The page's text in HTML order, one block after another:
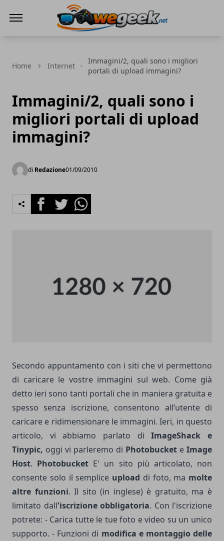
Home Internet
Immagini/2, quali sono i migliori
portali di upload immagini?
Immagini/2, quali sono i
migliori portali di upload
immagini?
di Redazione01/09/2010
FacebookTwitterWhatsapp
Secondo appuntamento con i siti che vi permettono
di caricare le vostre immagini sul web. Come già
detto ieri sono tanti portali che in maniera gratuita e
spesso senza iscrizione, consentono all’utente di
caricare e ridimensionare le immagini. Ieri, in questo
articolo, vi abbiamo parlato di ImageShack e
Tinypic, oggi vi parleremo di Photobucket e Image
Host. Photobucket E' un sito più articolato, non
consente solo il semplice upload di foto, ma molte
altre funzioni. Il sito (in inglese) è gratuito, ma è
limitato dall'iscrizione obbligatoria. Con l'iscrizione
potrete: - Carica tutte le tue foto e video su un unico
supporto. - Funzioni di modifica e montaggio delle